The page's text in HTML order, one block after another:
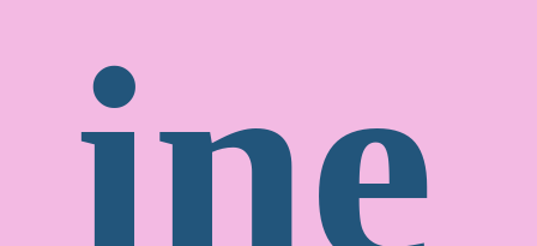
ine